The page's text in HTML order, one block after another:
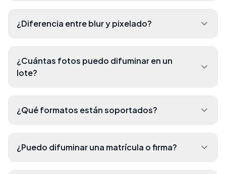
¿Diferencia entre blur y pixelado?
¿Cuántas fotos puedo difuminar en un
lote?
¿Qué formatos están soportados?
¿Puedo difuminar una matrícula o firma?